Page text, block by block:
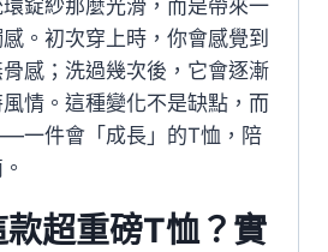
錠紗那麼光滑，而是帶來一
。初次穿上時，你會感覺到
感；洗過幾次後，它會逐漸
情。這種變化不是缺點，而
一件會「成長」的T恤，陪
超重磅T恤？實